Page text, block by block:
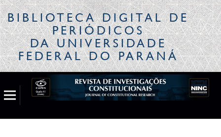
Legislação
Canais
BIBLIOTECA DIGITALDE
PERIÓDICOS
DA UNIVERSIDADE
FEDERAL DO PARANÁ